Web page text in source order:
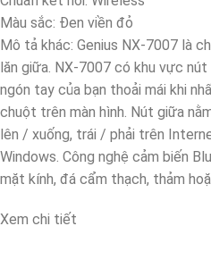
Màu sắc: Đen viền đỏ
Mô tả khác: Genius NX-7007 là
lăn giữa. NX-7007 có khu vực
ngón tay của bạn thoải mái khi
chuột trên màn hình. Nút giữa
lên / xuống, trái / phải trên
Windows. Công nghệ cảm biến
mặt kính, đá cẩm thạch, thảm
Xem chi tiết